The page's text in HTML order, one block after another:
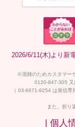
2026/6/11(木)より新
※混雑のためカスタマー
0120-847-305 又
（ 03-6671-9254 は発信
また、折り
| 個人